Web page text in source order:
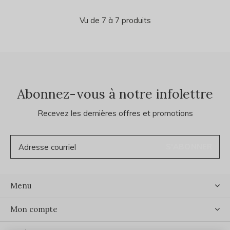
Vu de 7 à 7 produits
Abonnez-vous à notre infolettre
Recevez les dernières offres et promotions
Menu
Mon compte